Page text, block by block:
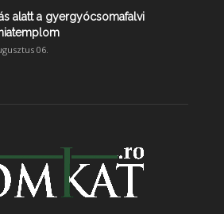
alatt a gyergyócsomafalvi
06.